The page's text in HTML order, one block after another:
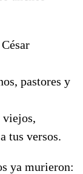
pastores y
viejos,
tus versos.
ya murieron: